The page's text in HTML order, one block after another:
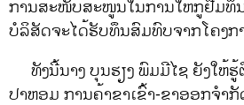
ການສະໜັບສະໜູນໃນການໃຫ້ກູ້ຢືມທຶ
ບໍລິສັດຈະໄດ້ຮັບທຶນສົມທົບຈາກໂຄງກ
ທັງນີ້ນາງ ບຸນຮຽງ ພົມມີໄຊ ຍັງໃຫ້
ປາຫອມ ການຄ້າຂາເຂົ້າ-ຂາອອກຈໍາ